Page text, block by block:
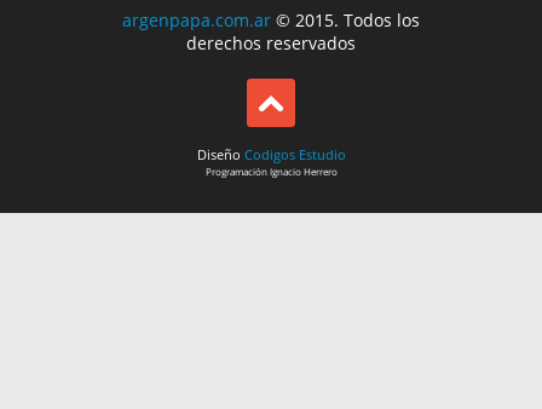
argenpapa.com.ar © 2015. Todos los
derechos reservados
Diseño Codigos Estudio
ProgramaciónIgnacio Herrero